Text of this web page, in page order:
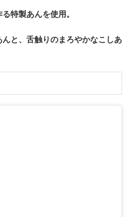
特製あんを使用。
と、舌触りのまろやかなこしあ